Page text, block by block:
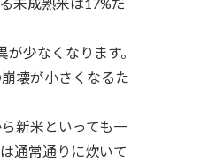
少なくなります。
壊が小さくなるた
新米といっても一
通常通りに炊いて